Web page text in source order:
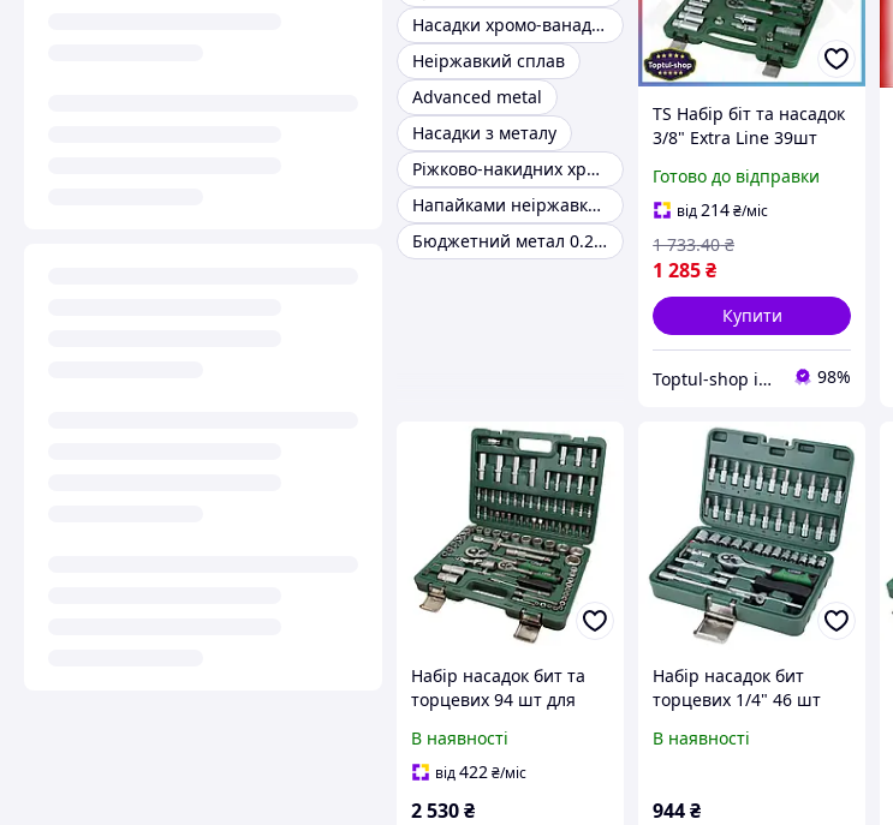
Насадки хромо-ванадієвої сталі
Неіржавкий сплав
Advanced metal
Насадки з металу
Ріжково-накидних хромо-ванадієва сталь
Напайками неіржавка сталь
Бюджетний метал 0.2 мм
TS Набір біт та насадок
3/8" Extra Line 39шт
автомобілів
хромванадієва сталь
торцеві насадки
SHT55_Q
Готово до відправки
від214₴/міс
1 285₴
1 733.40 ₴
Купити
Toptul-shop інтернет магазин 98%
Набір насадок бит та
торцевих 94 шт для
хромванадієвої сталі в
кейсі
В наявності
від422 ₴/міс
2 530₴
Набір насадок бит
торцевих 1/4" 46 шт
автомобілів з
В наявності
944₴